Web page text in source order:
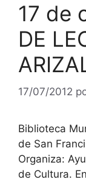
17 de
DE
17/07/2012
Biblioteca
de San
Organiza:
de Cultura.